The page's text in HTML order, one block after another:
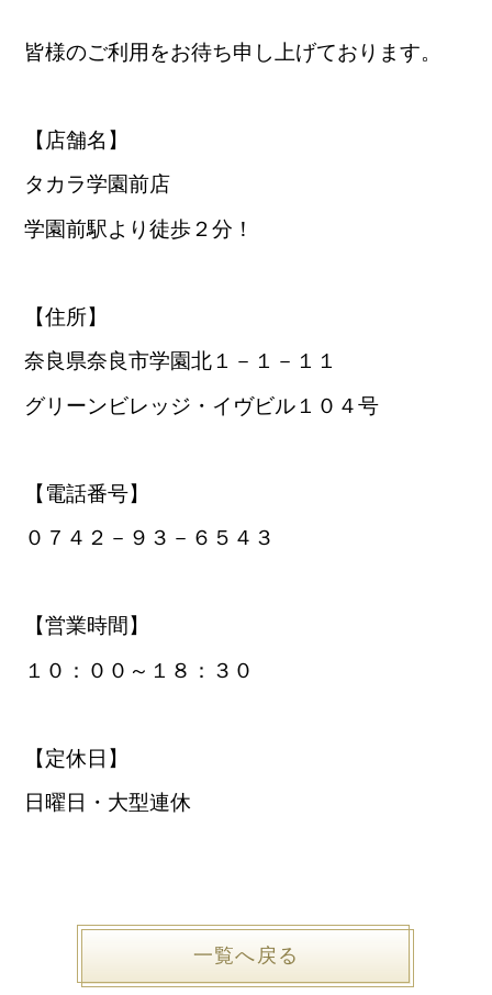
皆様のご利用をお待ち申し上げております。
【店舗名】
タカラ学園前店
学園前駅より徒歩２分！
【住所】
奈良県奈良市学園北１－１－１１
グリーンビレッジ・イヴビル１０４号
【電話番号】
０７４２－９３－６５４３
【営業時間】
１０：００～１８：３０
【定休日】
日曜日・大型連休
一覧へ戻る